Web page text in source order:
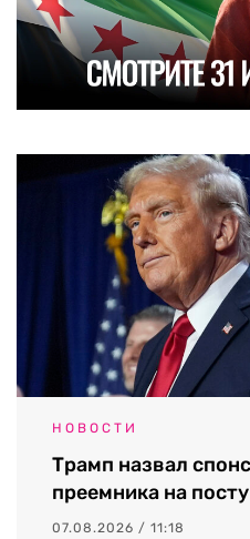
НОВОСТИ
Трамп назвал
преемника на
07.08.2026 / 11:18